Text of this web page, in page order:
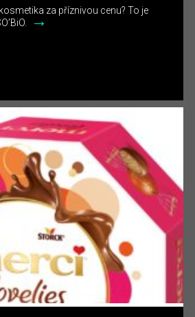
za příznivou cenu? To je
→